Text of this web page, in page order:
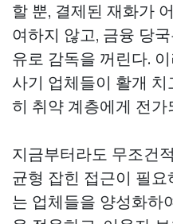
할 뿐, 결제된 재화가
여하지 않고, 금융 당
유로 감독을 꺼린다.
사기 업체들이 활개
히 취약 계층에게 전가
지금부터라도 무조건
균형 잡힌 접근이 필
는 업체들을 양성화하